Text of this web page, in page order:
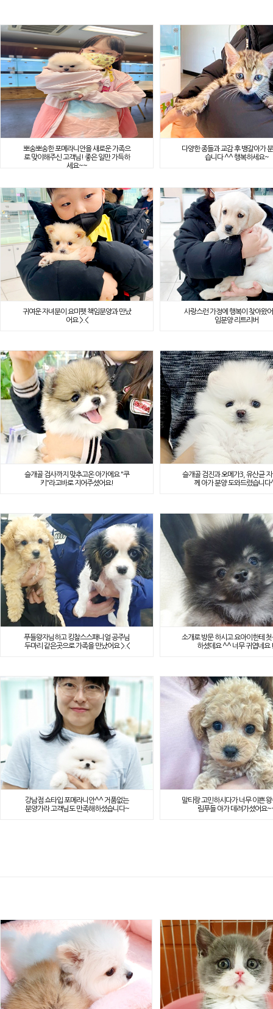
뽀송뽀송한 포메라니안을 새로운 가족으
로 맞이해주신 고객님! 좋은 일만 가득하
세요~~
다양한 종들과 교감 후 뱅갈아가
습니다 ^^ 행복하세요~
귀여운 자녀분이 요미펫 책임분양과 만났
어요 >.<
사랑스런 가정에 행복이 찾아왔
임분양 리트리버
슬개골 검사까지 맞추고온 아가에요 "쿠
키"라고바로 지어주셨어요!
슬개골 검진과 오메가3, 유산균 지
께 아가 분양 도와드렸습니
푸들왕자님하고 킹찰스스패니얼 공주님
두마리 같은곳으로 가족을 만났어요 >.<
소개로 방문 하시고 요아이한테
하셨데요 ^^ 너무 귀엽네요
강남점 쇼타입 포메라니안^^ 거품없는
분양가라 고객님도 만족해하셨습니다~
말티랑 고민하시다가 너무 이쁜
림푸들 아가 데려가셨어요